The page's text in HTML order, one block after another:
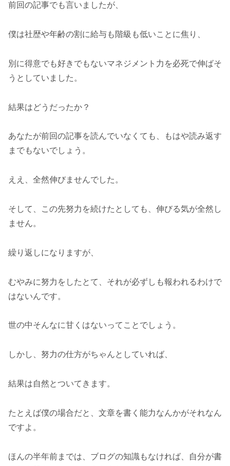
前回の記事でも言いましたが、
僕は社歴や年齢の割に給与も階級も低いことに焦り、
別に得意でも好きでもないマネジメント力を必死で伸ばそ
うとしていました。
結果はどうだったか？
あなたが前回の記事を読んでいなくても、もはや読み返す
までもないでしょう。
ええ、全然伸びませんでした。
そして、この先努力を続けたとしても、伸びる気が全然し
ません。
繰り返しになりますが、
むやみに努力をしたとて、それが必ずしも報われるわけで
はないんです。
世の中そんなに甘くはないってことでしょう。
しかし、努力の仕方がちゃんとしていれば、
結果は自然とついてきます。
たとえば僕の場合だと、文章を書く能力なんかがそれなん
ですよ。
ほんの半年前までは、ブログの知識もなければ、自分が書